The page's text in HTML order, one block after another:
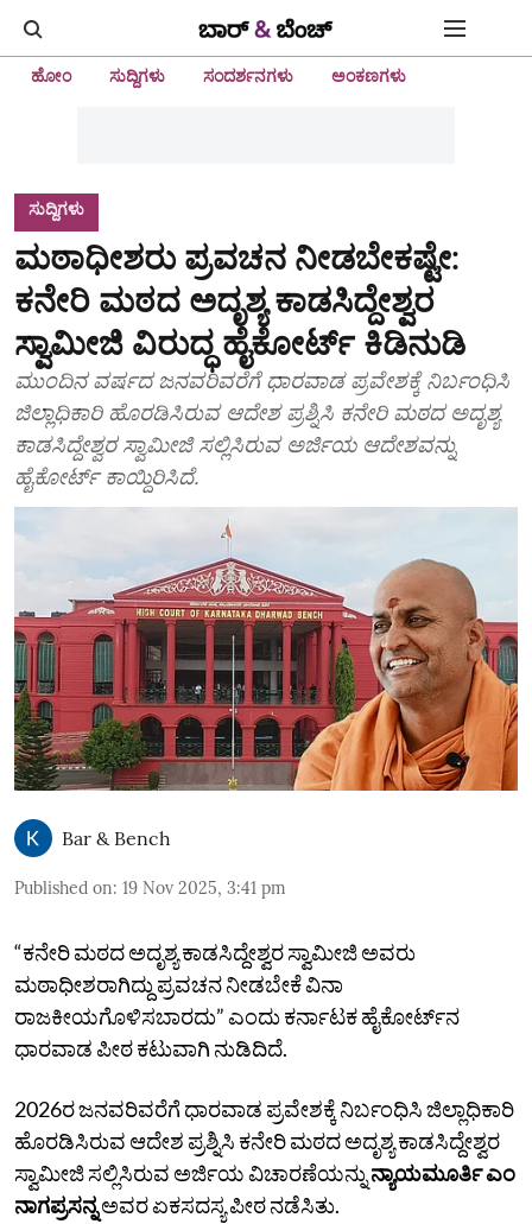
ಹೋಂ ಸುದ್ದಿಗಳು ಸಂದರ್ಶನಗಳು ಅಂಕಣಗಳು
ಸುದ್ದಿಗಳು
ಮಠಾಧೀಶರು ಪ್ರವಚನ ನೀಡಬೇಕಷ್ಟೇ:
ಕನೇರಿ ಮಠದ ಅದೃಶ್ಯ ಕಾಡಸಿದ್ದೇಶ್ವರ
ಸ್ವಾಮೀಜಿ ವಿರುದ್ಧ ಹೈಕೋರ್ಟ್‌ ಕಿಡಿನುಡಿ
ಮುಂದಿನ ವರ್ಷದ ಜನವರಿವರೆಗೆ ಧಾರವಾಡ ಪ್ರವೇಶಕ್ಕೆ ನಿರ್ಬಂಧಿಸಿ
ಜಿಲ್ಲಾಧಿಕಾರಿ ಹೊರಡಿಸಿರುವ ಆದೇಶ ಪ್ರಶ್ನಿಸಿ ಕನೇರಿ ಮಠದ ಅದೃಶ್ಯ
ಕಾಡಸಿದ್ದೇಶ್ವರ ಸ್ವಾಮೀಜಿ ಸಲ್ಲಿಸಿರುವ ಅರ್ಜಿಯ ಆದೇಶವನ್ನು
ಹೈಕೋರ್ಟ್‌ ಕಾಯ್ದಿರಿಸಿದೆ.
Bar & Bench
Published on: 19 Nov 2025, 3:41 pm
“ಕನೇರಿ ಮಠದ ಅದೃಶ್ಯ ಕಾಡಸಿದ್ದೇಶ್ವರ ಸ್ವಾಮೀಜಿ ಅವರು
ಮಠಾಧೀಶರಾಗಿದ್ದು ಪ್ರವಚನ ನೀಡಬೇಕೆ ವಿನಾ
ರಾಜಕೀಯಗೊಳಿಸಬಾರದು” ಎಂದು ಕರ್ನಾಟಕ ಹೈಕೋರ್ಟ್‌ನ
ಧಾರವಾಡ ಪೀಠ ಕಟುವಾಗಿ ನುಡಿದಿದೆ.
2026ರ ಜನವರಿವರೆಗೆ ಧಾರವಾಡ ಪ್ರವೇಶಕ್ಕೆ ನಿರ್ಬಂಧಿಸಿ ಜಿಲ್ಲಾಧಿಕಾರಿ
ಹೊರಡಿಸಿರುವ ಆದೇಶ ಪ್ರಶ್ನಿಸಿ ಕನೇರಿ ಮಠದ ಅದೃಶ್ಯ ಕಾಡಸಿದ್ದೇಶ್ವರ
ಸ್ವಾಮೀಜಿ ಸಲ್ಲಿಸಿರುವ ಅರ್ಜಿಯ ವಿಚಾರಣೆಯನ್ನುನ್ಯಾಯಮೂರ್ತಿ ಎಂ
ನಾಗಪ್ರಸನ್ನಅವರ ಏಕಸದಸ್ಯ ಪೀಠ ನಡೆಸಿತು.